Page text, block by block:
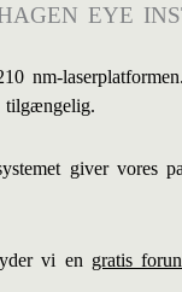
EYE
nm-
tilgængelig.
giver
vi en gratis